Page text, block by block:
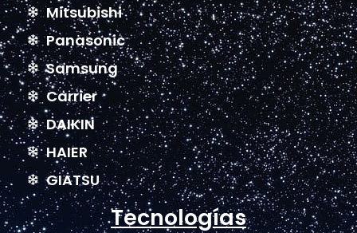
Mitsubishi
Panasonic
Samsung
Carrier
DAIKIN
HAIER
GIATSU
Tecnologías